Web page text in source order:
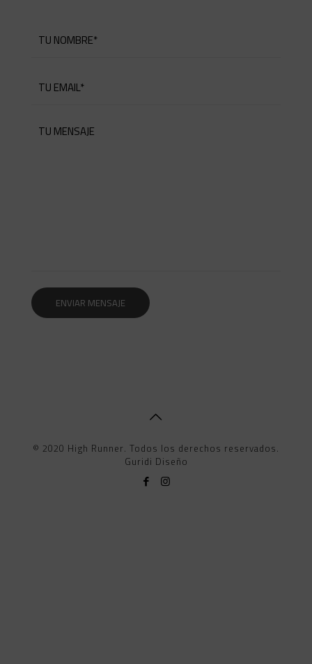
© 2020 High Runner. Todos los derechos reservados.
Guridi Diseño